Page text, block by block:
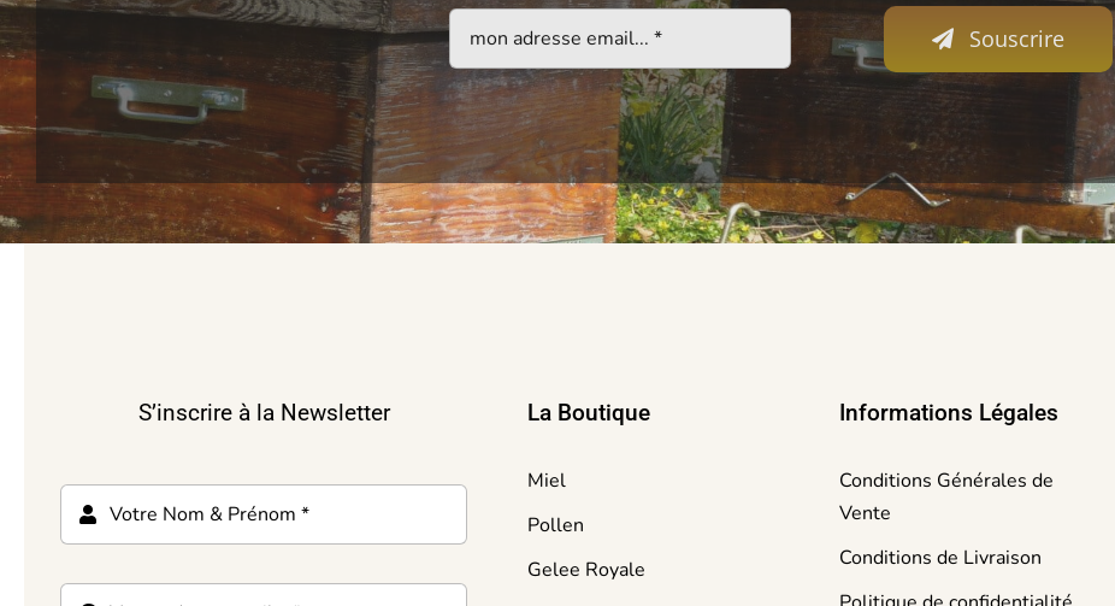
Souscrire
S’inscrire à la Newsletter La Boutique
Miel
Pollen
Gelee Royale
Informations Légales
Conditions Générales de
Vente
Conditions de Livraison